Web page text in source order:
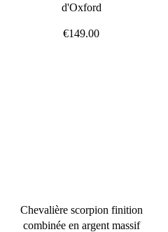
d'Oxford
€149.00
Chevalière scorpion finition
combinée en argent massif